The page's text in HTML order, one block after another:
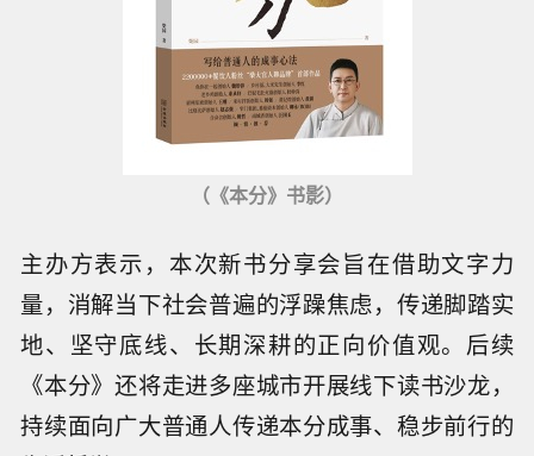
（《本分》书影）
主办方表示，本次新书分享会旨在借助文字力
量，消解当下社会普遍的浮躁焦虑，传递脚踏实
地、坚守底线、长期深耕的正向价值观。后续
《本分》还将走进多座城市开展线下读书沙龙，
持续面向广大普通人传递本分成事、稳步前行的